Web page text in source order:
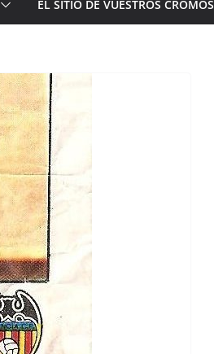
EL SITIO DE VUESTROS CROMOS